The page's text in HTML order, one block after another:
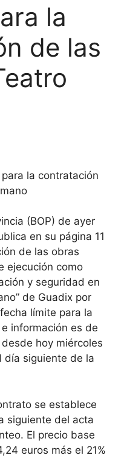
la
de las
la contratación
(BOP) de ayer
en su página 11
de las obras
ejecución como
y seguridad en
de Guadix por
límite para la
información es de
hoy miércoles
día siguiente de la
se establece
siguiente del acta
El precio base
euros más el 21%